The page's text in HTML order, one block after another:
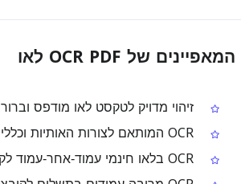
המאפיינים של OCR PDF לאו
זיהוי מדויק לטקסט לאו מודפס וברור